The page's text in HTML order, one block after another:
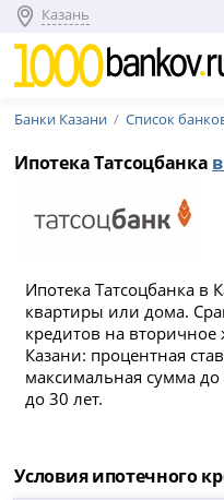
Казань
Банки Казани Список
Ипотека Татсоцбанка
Ипотека Татсоцбанка в
квартиры или дома.
кредитов на
Казани: процентная
максимальная сумма до
до 30 лет.
Условия ипотечного